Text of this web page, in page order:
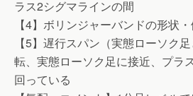
ラス2シグマラインの間
【4】ボリンジャーバンドの形状
【5】遅行スパン（実態ローソク
転、実態ローソク足に接近、プラ
回っている